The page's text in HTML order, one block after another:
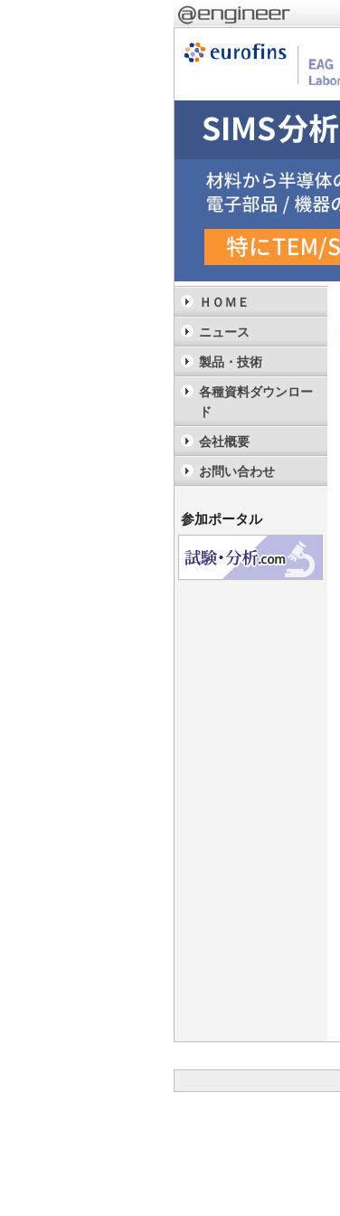
ＨＯＭＥ
ニュース
製品・技術
各種資料ダウンロー
ド
会社概要
お問い合わせ
参加ポータル